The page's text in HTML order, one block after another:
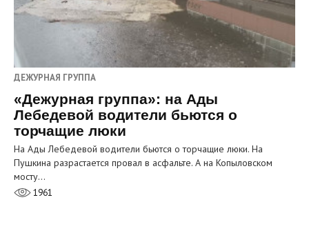
ДЕЖУРНАЯ ГРУППА
«Дежурная группа»: на Ады
Лебедевой водители бьются о
торчащие люки
На Ады Лебедевой водители бьются о торчащие люки. На
Пушкина разрастается провал в асфальте. А на Копыловском
мосту…
1961